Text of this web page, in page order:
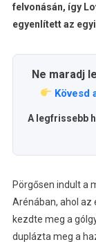
felvonásán, így
egyenlített az
Ne maradj
Kövesd
A legfrissebb
Pörgősen indult a
Arénában, ahol az
kezdte meg a
duplázta meg a